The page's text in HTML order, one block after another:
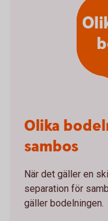
Olika
sambos
När det gäller en
separation för
gäller bodelningen.